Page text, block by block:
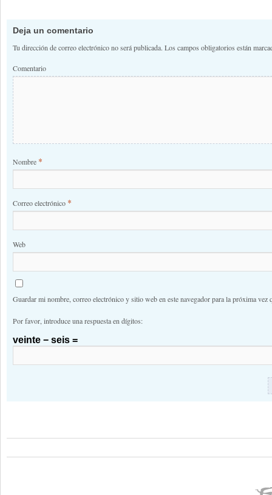
Deja un comentario
Tu dirección de correo electrónico no será publicada. Los campos obligatorios están
Comentario
Nombre *
Correo electrónico *
Web
Guardar mi nombre, correo electrónico y sitio web en este navegador para la próxima vez
Por favor, introduce una respuesta en dígitos:
veinte − seis =